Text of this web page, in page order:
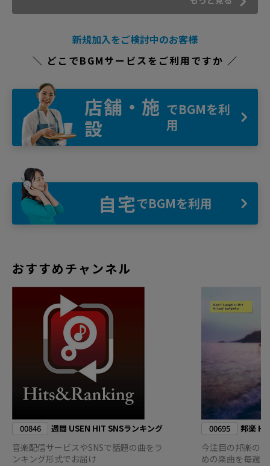
新規加入をご検討中のお客様
＼ どこでBGMサービスをご利用ですか ／
店舗・施
設
でBGMを利
用
自宅でBGMを利用
おすすめチャンネル
00846 週間 USEN HIT SNSランキング
音楽配信サービスやSNSで話題の曲をラ
ンキング形式でお届け
00695 邦楽
今注目の邦楽の
めの楽曲を毎週